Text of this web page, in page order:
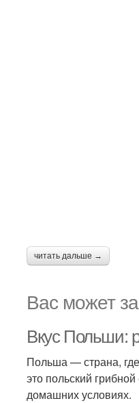
читать дальше →
Вас может
Вкус Польши:
Польша — страна,
это польский
домашних условиях.